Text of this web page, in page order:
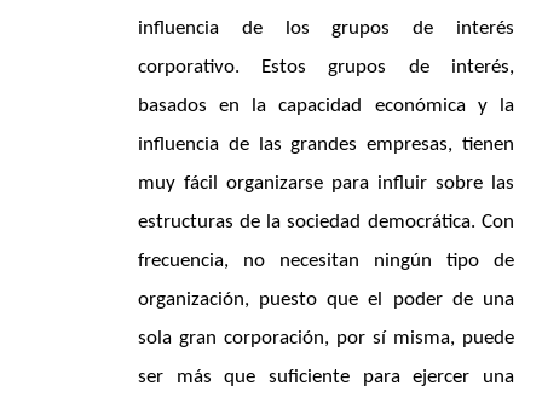
influencia de los grupos de interés
corporativo. Estos grupos de interés,
basados en la capacidad económica y la
influencia de las grandes empresas, tienen
muy fácil organizarse para influir sobre las
estructuras de la sociedad democrática. Con
frecuencia, no necesitan ningún tipo de
organización, puesto que el poder de una
sola gran corporación, por sí misma, puede
ser más que suficiente para ejercer una